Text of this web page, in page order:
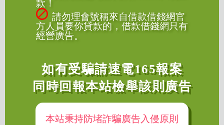
款！
請勿理會號稱來自借款借錢網官
方人員要你貸款的，借款借錢網只有
經營廣告。
如有受騙請速電165報案
同時回報本站檢舉該則廣告
本站秉持防堵詐騙廣告入侵原則